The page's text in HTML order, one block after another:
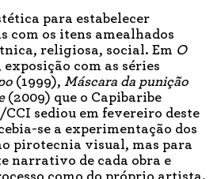
para estabelecer
com os itens amealhados
religiosa, social. Em O
exposição com as séries
(1999), Máscara da punição
(2009) que o Capibaribe
sediou em fevereiro deste
se a experimentação dos
pirotecnia visual, mas para
narrativo de cada obra e